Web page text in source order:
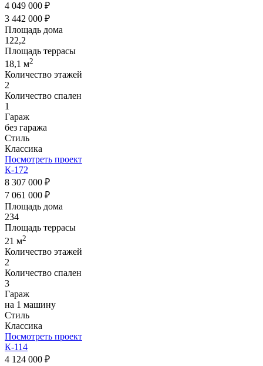
4 049 000 ₽
3 442 000 ₽
Площадь дома
122,2
Площадь террасы
18,1 м2
Количество этажей
2
Количество спален
1
Гараж
без гаража
Стиль
Классика
Посмотреть проект
К-172
8 307 000 ₽
7 061 000 ₽
Площадь дома
234
Площадь террасы
21 м2
Количество этажей
2
Количество спален
3
Гараж
на 1 машину
Стиль
Классика
Посмотреть проект
К-114
4 124 000 ₽